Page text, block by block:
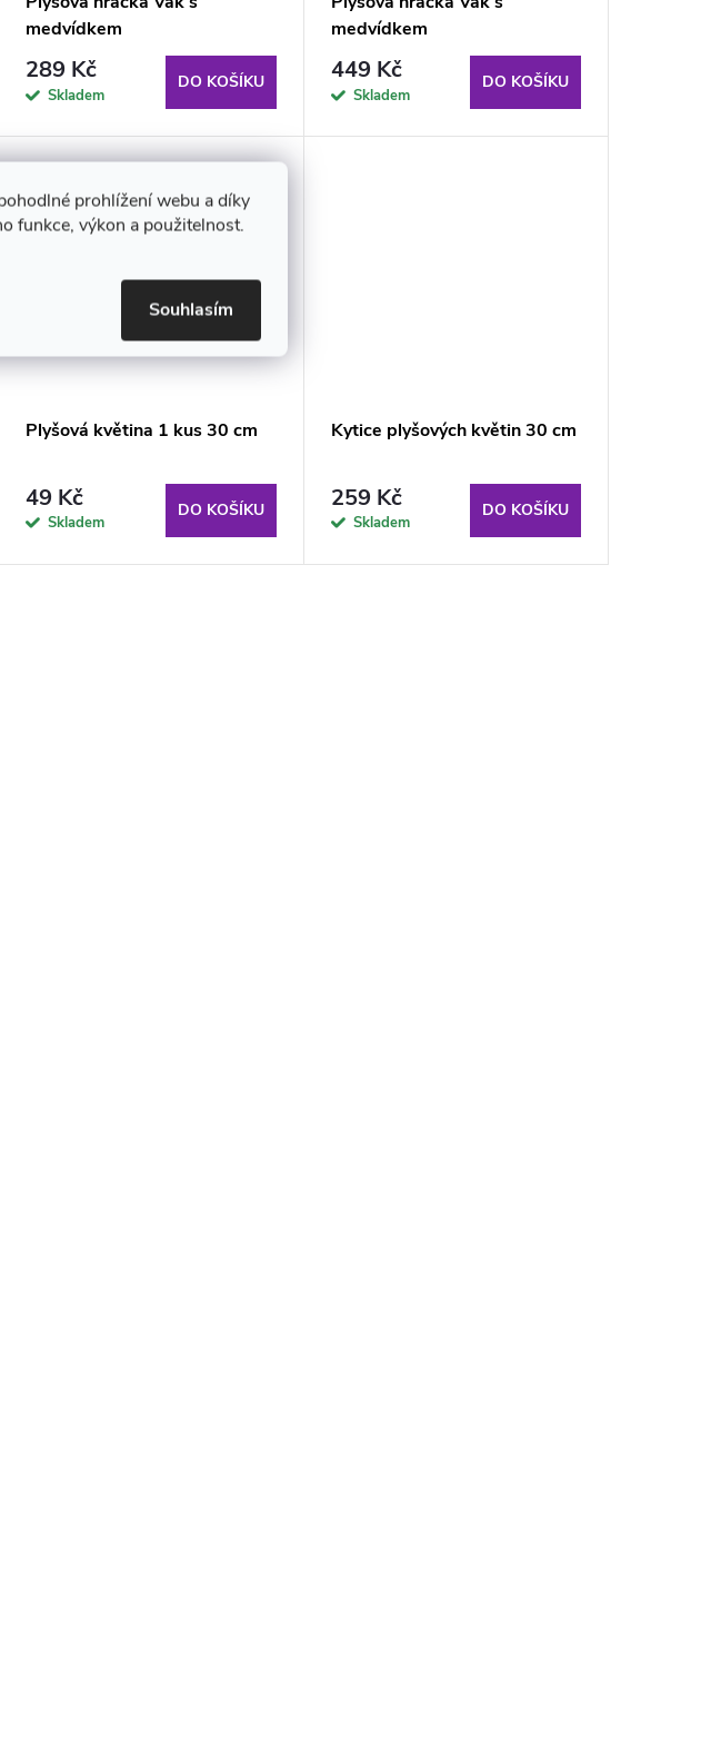
prohlížení webu a díky
funkce, výkon a použitelnost.
Souhlasím
medvídkem
289 Kč
Skladem
DO KOŠÍKU
medvídkem
449 Kč
Skladem
DO KOŠÍKU
Plyšová květina 1 kus 30 cm
49 Kč
Skladem
DO KOŠÍKU
Kytice plyšových květin 30 cm
259 Kč
Skladem
DO KOŠÍKU